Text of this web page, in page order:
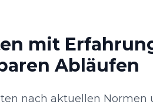
mit
Abläufen
nach aktuellen Normen